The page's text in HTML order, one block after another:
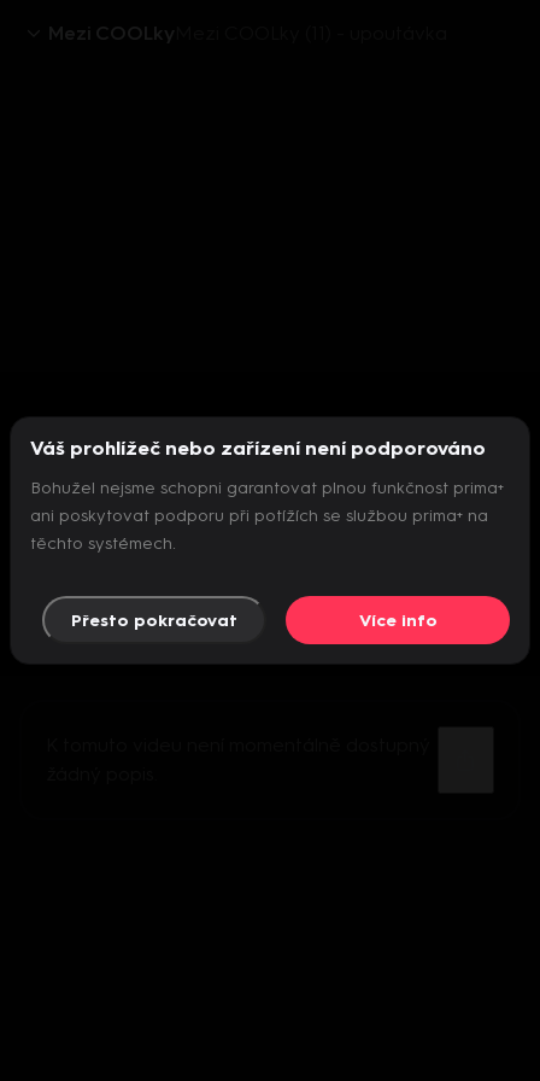
Mezi COOLky
Nepodařilo se inicializovat přehrávač
Váš prohlížeč nebo zařízení není podporováno
Bohužel nejsme schopni garantovat plnou funkčnost prima+
ani poskytovat podporu při potížích se službou prima+ na
těchto systémech.
Přesto pokračovat Více info